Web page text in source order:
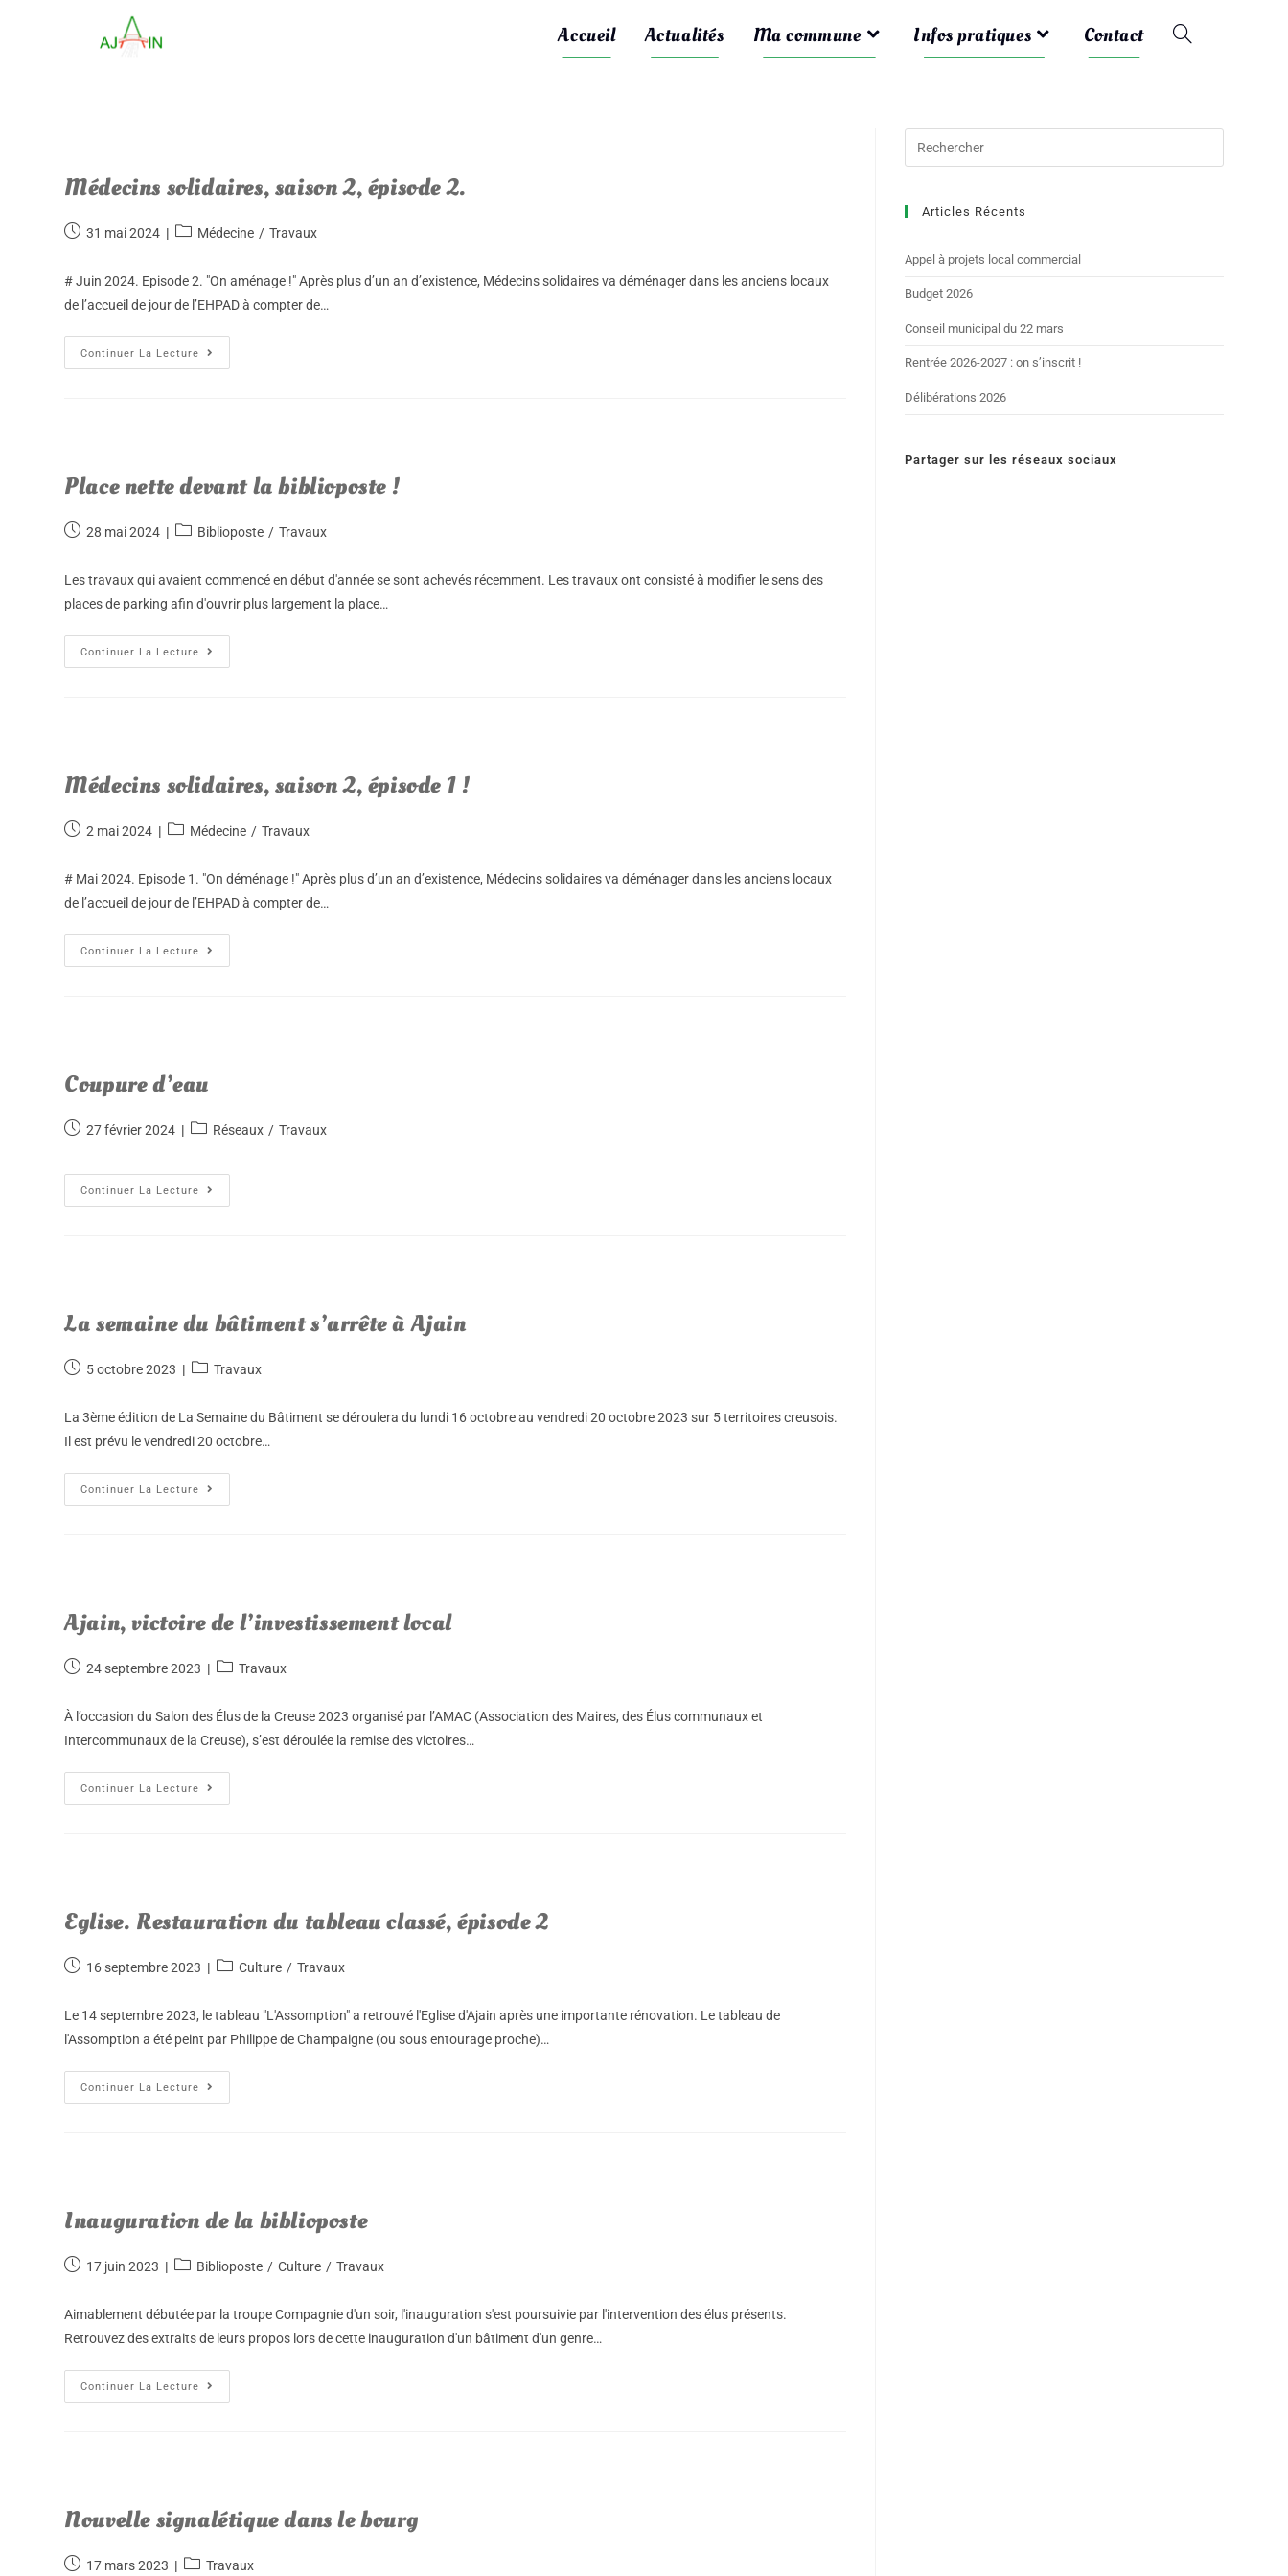
Accueil Actualités Ma commune Infos pratiques Contact
Médecins solidaires, saison 2, épisode 2.
31 mai 2024 Médecine / Travaux
# Juin 2024. Episode 2. "On aménage !" Après plus d’un an d’existence, Médecins solidaires va déménager dans les anciens locaux
de l’accueil de jour de l’EHPAD à compter de…
Continuer La Lecture
Place nette devant la biblioposte !
28 mai 2024 Biblioposte / Travaux
Les travaux qui avaient commencé en début d'année se sont achevés récemment. Les travaux ont consisté à modifier le sens des
places de parking afin d'ouvrir plus largement la place…
Continuer La Lecture
Médecins solidaires, saison 2, épisode 1 !
2 mai 2024 Médecine / Travaux
# Mai 2024. Episode 1. "On déménage !" Après plus d’un an d’existence, Médecins solidaires va déménager dans les anciens locaux
de l’accueil de jour de l’EHPAD à compter de…
Continuer La Lecture
Coupure d’eau
27 février 2024 Réseaux / Travaux
Continuer La Lecture
La semaine du bâtiment s’arrête à Ajain
5 octobre 2023 Travaux
La 3ème édition de La Semaine du Bâtiment se déroulera du lundi 16 octobre au vendredi 20 octobre 2023 sur 5 territoires creusois.
Il est prévu le vendredi 20 octobre…
Continuer La Lecture
Ajain, victoire de l’investissement local
24 septembre 2023 Travaux
À l’occasion du Salon des Élus de la Creuse 2023 organisé par l’AMAC (Association des Maires, des Élus communaux et
Intercommunaux de la Creuse), s’est déroulée la remise des victoires…
Continuer La Lecture
Eglise. Restauration du tableau classé, épisode 2
16 septembre 2023 Culture / Travaux
Le 14 septembre 2023, le tableau "L'Assomption" a retrouvé l'Eglise d'Ajain après une importante rénovation. Le tableau de
l'Assomption a été peint par Philippe de Champaigne (ou sous entourage proche)…
Continuer La Lecture
Inauguration de la biblioposte
17 juin 2023 Biblioposte / Culture / Travaux
Aimablement débutée par la troupe Compagnie d'un soir, l'inauguration s'est poursuivie par l'intervention des élus présents.
Retrouvez des extraits de leurs propos lors de cette inauguration d'un bâtiment d'un genre…
Continuer La Lecture
Nouvelle signalétique dans le bourg
17 mars 2023 Travaux
Articles Récents
Appel à projets local commercial
Budget 2026
Conseil municipal du 22 mars
Rentrée 2026-2027 : on s’inscrit !
Délibérations 2026
Partager sur les réseaux sociaux